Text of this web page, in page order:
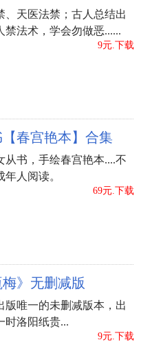
的“年节”。别名新
、大年夜等，口口声
、过新年。新春佳节
首祈年祭拜演化而
，祈年祭拜、敬天
有着深遂的文化底
丰富的历史时间文化
均有举办各种各样祝
着；这种主题活动
祖、祈祷丰年为具
浓厚的各地区特点，
精粹。
”，人的天神已定，
“运”，人有旦夕祸
作用，详
、天医法禁；古人总结出
禁法术，学会勿做恶......
9元.下载
春宫艳本】合集
从书，手绘春宫艳本....不
年人阅读。
69元.下载
梅》无删减版
版唯一的未删减版本，出
时洛阳纸贵...
9元.下载